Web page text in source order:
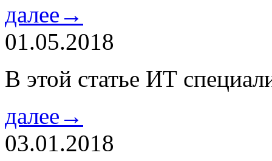
далее→
01.05.2018
В этой статье ИТ
далее→
03.01.2018